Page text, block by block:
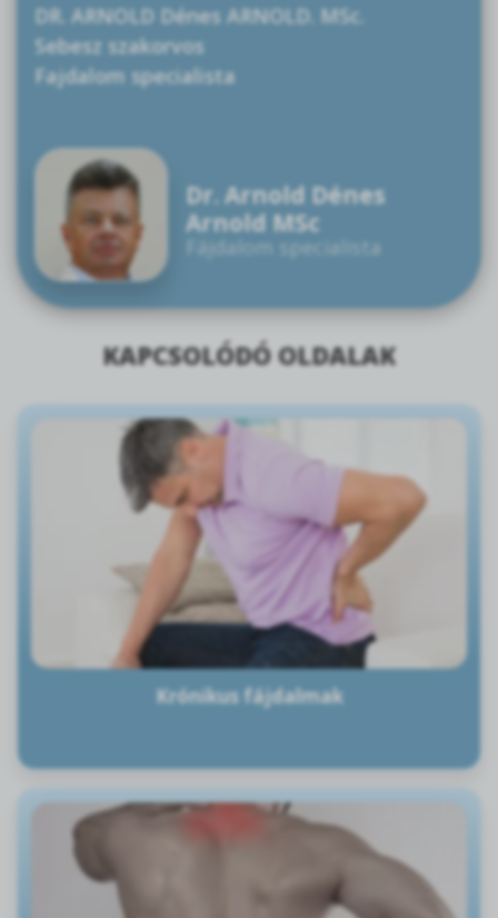
DR. ARNOLD Dénes ARNOLD. MSc.
Sebesz szakorvos
Fajdalom specialista
Dr. Arnold Dénes
Arnold MSc
Fájdalom specialista
KAPCSOLÓDÓ OLDALAK
Krónikus fájdalmak